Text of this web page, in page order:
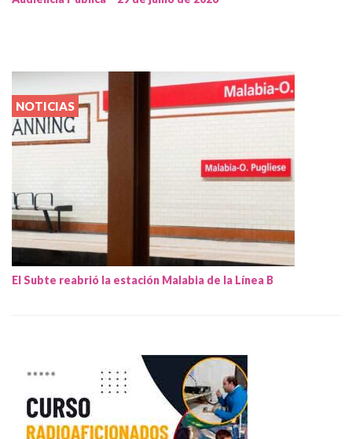
NOTICIAS
El Subte reabrió la estación Malabia de la Línea B